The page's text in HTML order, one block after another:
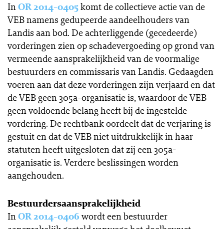
InOR 2014-0405komt de collectieve actie van de
VEB namens gedupeerde aandeelhouders van
Landis aan bod. De achterliggende (gecedeerde)
vorderingen zien op schadevergoeding op grond van
vermeende aansprakelijkheid van de voormalige
bestuurders en commissaris van Landis. Gedaagden
voeren aan dat deze vorderingen zijn verjaard en dat
de VEB geen 305a-organisatie is, waardoor de VEB
geen voldoende belang heeft bij de ingestelde
vordering. De rechtbank oordeelt dat de verjaring is
gestuit en dat de VEB niet uitdrukkelijk in haar
statuten heeft uitgesloten dat zij een 305a-
organisatie is. Verdere beslissingen worden
aangehouden.
Bestuurdersaansprakelijkheid
InOR 2014-0406 wordt een bestuurder